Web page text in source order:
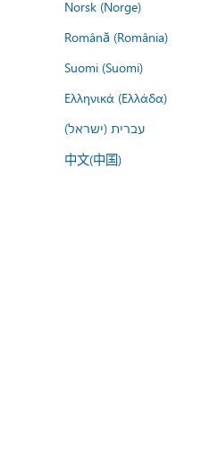
Norsk (Norge)
Română (România)
Suomi (Suomi)
Ελληνικά (Ελλάδα)
עברית (ישראל)
中文(中国)